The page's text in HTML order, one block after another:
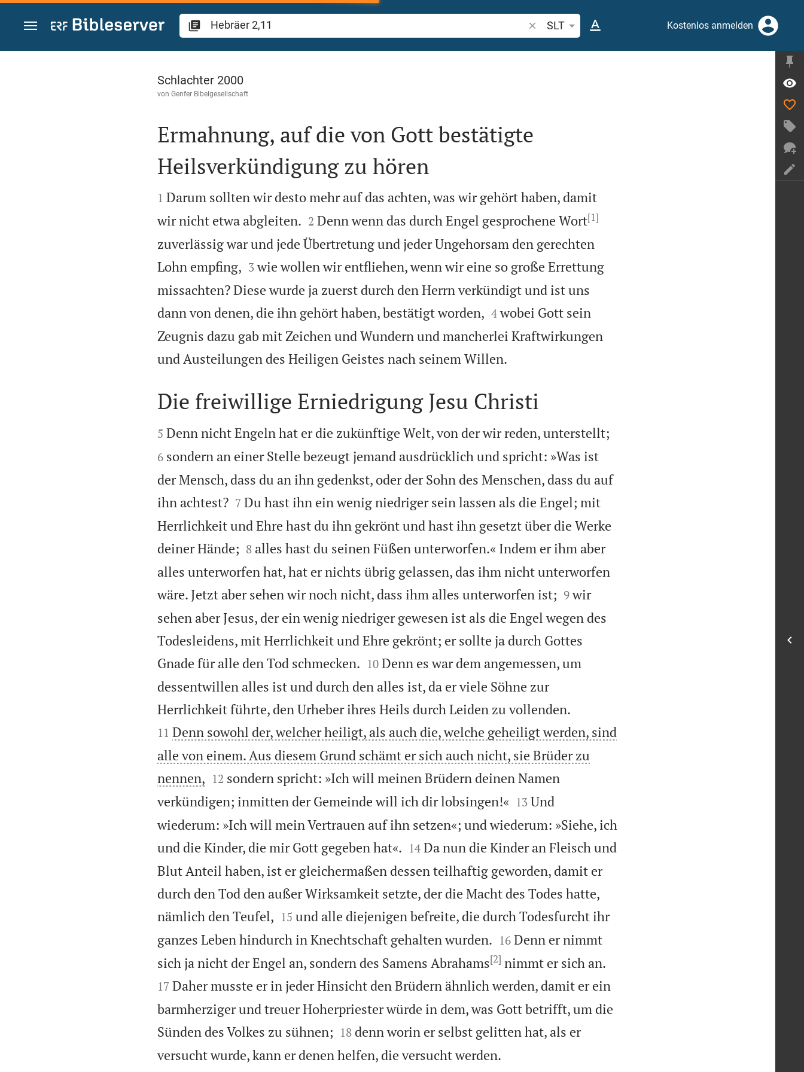
Zum Inhalt springen
Bibelstelle oder Begriff suchen
SLT Kostenlos anmelden
Hebräer 2
Schlachter 2000
von Genfer Bibelgesellschaft

Ermahnung, auf die von Gott bestätigte
Heilsverkündigung zu hören

1 Darum sollten wir desto mehr auf das achten, was wir gehört haben, damit
wir nicht etwa abgleiten.
2 Denn wenn das durch Engel gesprochene Wort[1]
zuverlässig war und jede Übertretung und jeder Ungehorsam den gerechten
Lohn empfing,
3 wie wollen wir entfliehen, wenn wir eine so große Errettung
missachten? Diese wurde ja zuerst durch den Herrn verkündigt und ist uns
dann von denen, die ihn gehört haben, bestätigt worden,
4 wobei Gott sein
Zeugnis dazu gab mit Zeichen und Wundern und mancherlei Kraftwirkungen
und Austeilungen des Heiligen Geistes nach seinem Willen.

Die freiwillige Erniedrigung Jesu Christi

5 Denn nicht Engeln hat er die zukünftige Welt, von der wir reden, unterstellt;
6 sondern an einer Stelle bezeugt jemand ausdrücklich und spricht: »Was ist
der Mensch, dass du an ihn gedenkst, oder der Sohn des Menschen, dass du auf
ihn achtest?
7 Du hast ihn ein wenig niedriger sein lassen als die Engel; mit
Herrlichkeit und Ehre hast du ihn gekrönt und hast ihn gesetzt über die Werke
deiner Hände;
8 alles hast du seinen Füßen unterworfen.« Indem er ihm aber
alles unterworfen hat, hat er nichts übrig gelassen, das ihm nicht unterworfen
wäre. Jetzt aber sehen wir noch nicht, dass ihm alles unterworfen ist;
9 wir
sehen aber Jesus, der ein wenig niedriger gewesen ist als die Engel wegen des
Todesleidens, mit Herrlichkeit und Ehre gekrönt; er sollte ja durch Gottes
Gnade für alle den Tod schmecken.
10 Denn es war dem angemessen, um
dessentwillen alles ist und durch den alles ist, da er viele Söhne zur
Herrlichkeit führte, den Urheber ihres Heils durch Leiden zu vollenden.
11 Denn sowohl der, welcher heiligt, als auch die, welche geheiligt werden, sind
alle von einem. Aus diesem Grund schämt er sich auch nicht, sie Brüder zu
nennen, 

12 sondern spricht: »Ich will meinen Brüdern deinen Namen
verkündigen; inmitten der Gemeinde will ich dir lobsingen!«
13 Und
wiederum: »Ich will mein Vertrauen auf ihn setzen«; und wiederum: »Siehe, ich
und die Kinder, die mir Gott gegeben hat«.
14 Da nun die Kinder an Fleisch und
Blut Anteil haben, ist er gleichermaßen dessen teilhaftig geworden, damit er
durch den Tod den außer Wirksamkeit setzte, der die Macht des Todes hatte,
nämlich den Teufel, 

15 und alle diejenigen befreite, die durch Todesfurcht ihr
ganzes Leben hindurch in Knechtschaft gehalten wurden.
16 Denn er nimmt
sich ja nicht der Engel an, sondern des Samens Abrahams[2] nimmt er sich an.
17 Daher musste er in jeder Hinsicht den Brüdern ähnlich werden, damit er ein
barmherziger und treuer Hoherpriester würde in dem, was Gott betrifft, um die
Sünden des Volkes zu sühnen;
18 denn worin er selbst gelitten hat, als er
versucht wurde, kann er denen helfen, die versucht werden.